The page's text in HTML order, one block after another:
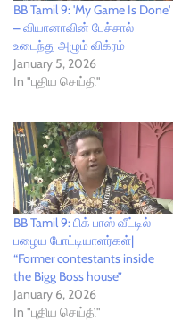
BB Tamil 9: 'My Game Is Done'
– வியானாவின் பேச்சால்
உடைந்து அழும் விக்ரம்
January 5, 2026
In "புதிய செய்தி"
BB Tamil 9: பிக் பாஸ் வீட்டில்
பழைய போட்டியாளர்கள்|
“Former contestants inside
the Bigg Boss house”
January 6, 2026
In "புதிய செய்தி"